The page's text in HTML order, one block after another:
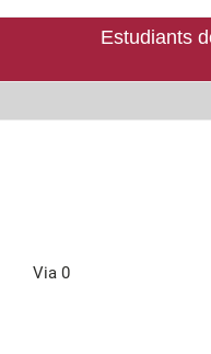
Estudiants
Via 0